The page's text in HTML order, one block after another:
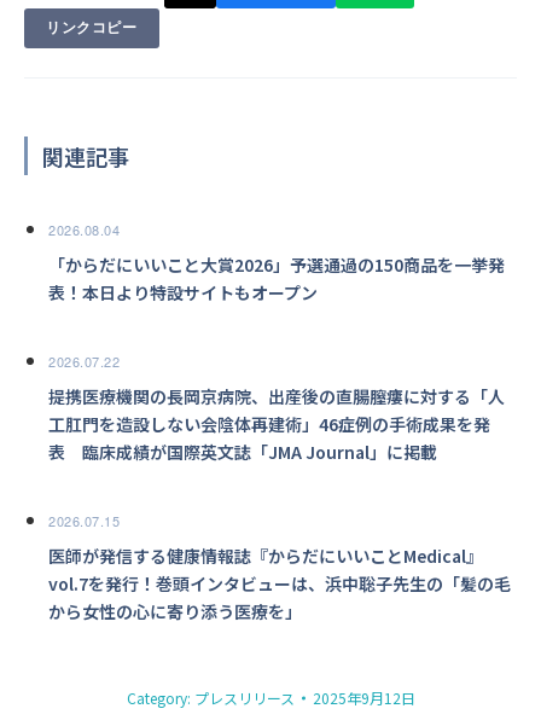
リンクコピー
関連記事
2026.08.04
「からだにいいこと大賞2026」予選通過の150商品を一挙発
表！本日より特設サイトもオープン
2026.07.22
提携医療機関の長岡京病院、出産後の直腸膣瘻に対する「人
工肛門を造設しない会陰体再建術」46症例の手術成果を発
表 臨床成績が国際英文誌「JMA Journal」に掲載
2026.07.15
医師が発信する健康情報誌『からだにいいことMedical』
vol.7を発行！巻頭インタビューは、浜中聡子先生の「髪の毛
から女性の心に寄り添う医療を」
Category: プレスリリース 2025年9月12日